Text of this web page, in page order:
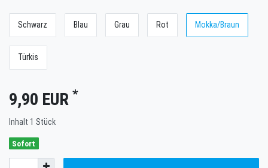
Schwarz Blau Grau Rot Mokka/Braun
Türkis
9,90 EUR *
Inhalt 1 Stück
Sofort